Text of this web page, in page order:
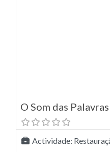
O Som das
Actividade: